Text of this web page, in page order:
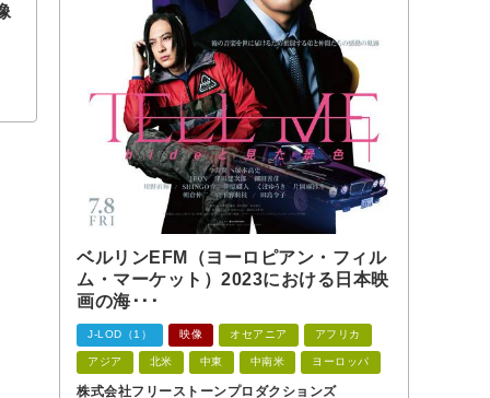
ベルリンEFM（ヨーロピアン・フィル
ム・マーケット）2023における日本映
画の海･･･
J-LOD（1） 映像 オセアニア アフリカ
アジア 北米 中東 中南米 ヨーロッパ
株式会社フリーストーンプロダクションズ